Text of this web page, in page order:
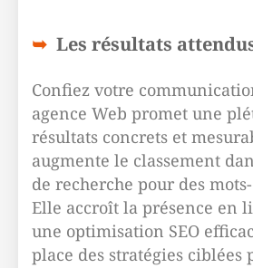
Les résultats
Confiez votre
agence Web promet une
résultats concrets et
augmente le classement
de recherche pour des
Elle accroît la présence en
une optimisation SEO
place des stratégies ciblées